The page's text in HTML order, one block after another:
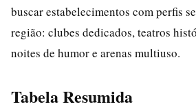
buscar estabelecimentos com perfis
região: clubes dedicados, teatros
noites de humor e arenas multiuso.
Tabela Resumida